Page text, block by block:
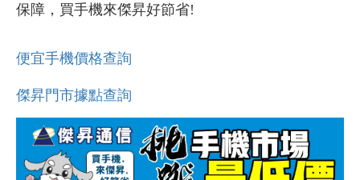
保障，買手機來傑昇好節省!
便宜手機價格查詢
傑昇門市據點查詢